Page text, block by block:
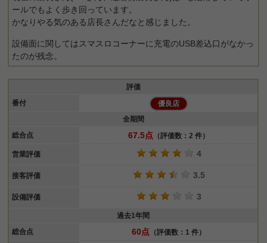
ールでもよく歩き回っています。
かなりやる気のある店長さんだなと感じました。
設備面に関してはスマスロコーナーに充電のUSB差込口がなかっ
たのが残念。
評価
番付
優良店
全期間
総合点
67.5点 （評価数：2 件）
営業評価 4
接客評価 3.5
設備評価 3
過去1年間
総合点
60点
（評価数：1 件）